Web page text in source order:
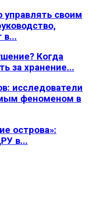
управлять своим
в...
Когда
за хранение...
исследователи
феноменом в
острова»:
в...